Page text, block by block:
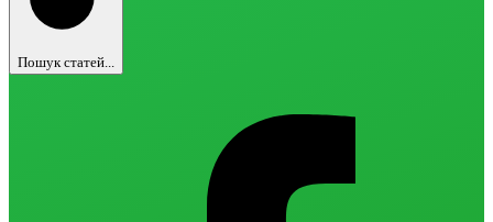
Пошук статей...